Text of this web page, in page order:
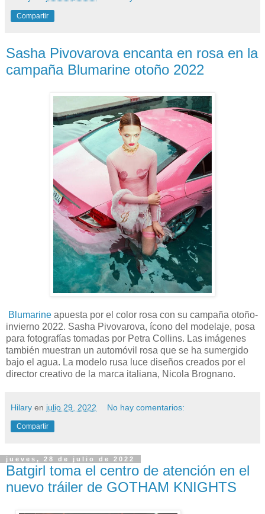
Compartir
Sasha Pivovarova encanta en rosa en la
campaña Blumarine otoño 2022
Blumarine apuesta por el color rosa con su campaña otoño-
invierno 2022. Sasha Pivovarova, ícono del modelaje, posa
para fotografías tomadas por Petra Collins. Las imágenes
también muestran un automóvil rosa que se ha sumergido
bajo el agua. La modelo rusa luce diseños creados por el
director creativo de la marca italiana, Nicola Brognano.
Hilary en julio 29, 2022 No hay comentarios:
Compartir
jueves, 28 de julio de 2022
Batgirl toma el centro de atención en el
nuevo tráiler de GOTHAM KNIGHTS